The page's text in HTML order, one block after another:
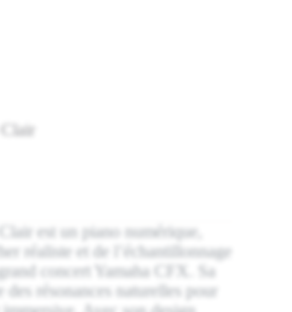
est un piano numérique,
réaliste et de l’échantillonnage
concert Yamaha CFX. Sa
résonances naturelles pour